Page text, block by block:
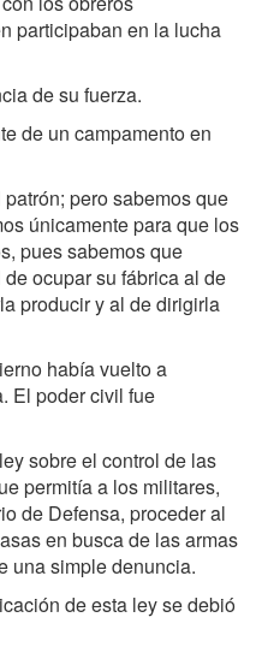
participaban en la lucha
de su fuerza.
de un campamento en
pero sabemos que
únicamente para que los
pues sabemos que
ocupar su fábrica al de
producir y al de dirigirla
había vuelto a
El poder civil fue
sobre el control de las
permitía a los militares,
de Defensa, proceder al
en busca de las armas
una simple denuncia.
de esta ley se debió